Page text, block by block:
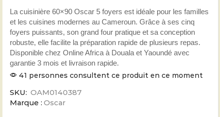
La cuisinière 60×90 Oscar 5 foyers est idéale pour les familles
et les cuisines modernes au Cameroun. Grâce à ses cinq
foyers puissants, son grand four pratique et sa conception
robuste, elle facilite la préparation rapide de plusieurs repas.
Disponible chez Online Africa à Douala et Yaoundé avec
garantie 3 mois et livraison rapide.
41 personnes consultent ce produit en ce moment
SKU: OAM0140387
Marque : Oscar